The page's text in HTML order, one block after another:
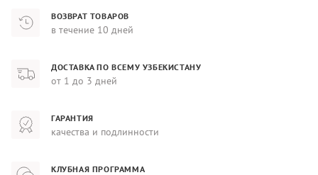
ВОЗВРАТ ТОВАРОВ
в течение 10 дней
ДОСТАВКА ПО ВСЕМУ УЗБЕКИСТАНУ
от 1 до 3 дней
ГАРАНТИЯ
качества и подлинности
КЛУБНАЯ ПРОГРАММА